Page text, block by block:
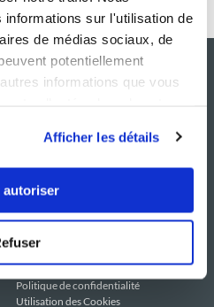
informations sur l'utilisation de
de médias sociaux, de
potentiellement
informations que vous
Afficher les détails
autoriser
SERVICE CONSO
Contactez-nous
Mentions légales
Politique de confidentialité
Utilisation des Cookies